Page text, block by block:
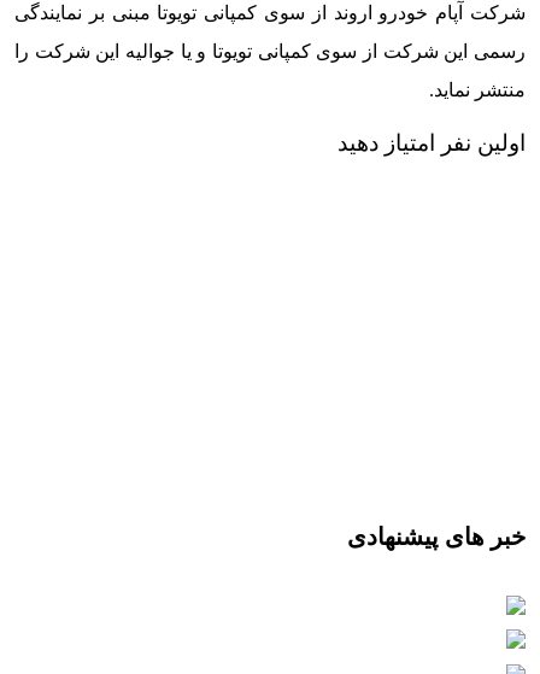
شرکت آپام خودرو اروند از سوی کمپانی تویوتا مبنی بر نمایندگی
رسمی این شرکت از سوی کمپانی تویوتا و یا جوالیه این شرکت را
منتشر نماید.
اولین نفر امتیاز دهید
خبر های پیشنهادی